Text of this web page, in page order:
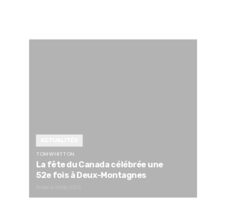
TOM WHITTON
La fête du Canada célébrée une
52e fois à Deux-Montagnes